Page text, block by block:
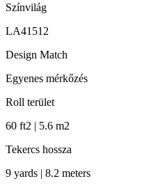
Színvilág
LA41512
Design Match
Egyenes mérkőzés
Roll terület
60 ft2 | 5.6 m2
Tekercs hossza
9 yards | 8.2 meters